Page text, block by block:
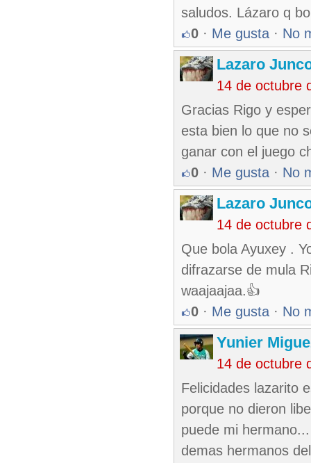
saludos. Lázaro q
0 · Me gusta · No
Lazaro
14 de octubre
Gracias Rigo y
esta bien lo que no
ganar con el juego
0 · Me gusta · No
Lazaro
14 de octubre
Que bola Ayuxey .
difrazarse de mula
waajaajaa.👍
0 · Me gusta · No
Yunier
14 de octubre
Felicidades lazarito
porque no dieron
puede mi
demas hermanos